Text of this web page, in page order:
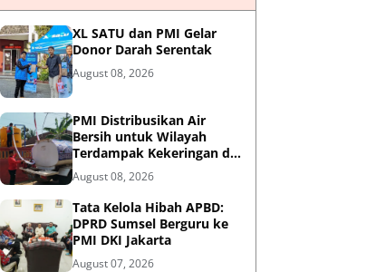
XL SATU dan PMI Gelar
Donor Darah Serentak
August 08, 2026
PMI Distribusikan Air
Bersih untuk Wilayah
Terdampak Kekeringan di
Blitar
August 08, 2026
Tata Kelola Hibah APBD:
DPRD Sumsel Berguru ke
PMI DKI Jakarta
August 07, 2026